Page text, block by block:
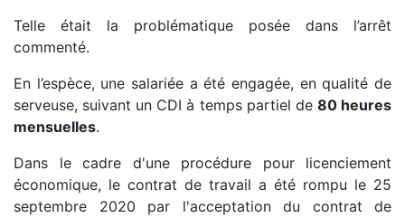
Telle était la problématique posée dans l’arrêt
commenté.
En l’espèce, une salariée a été engagée, en qualité de
serveuse, suivant un CDI à temps partiel de 80 heures
mensuelles.
Dans le cadre d'une procédure pour licenciement
économique, le contrat de travail a été rompu le 25
septembre 2020 par l'acceptation du contrat de